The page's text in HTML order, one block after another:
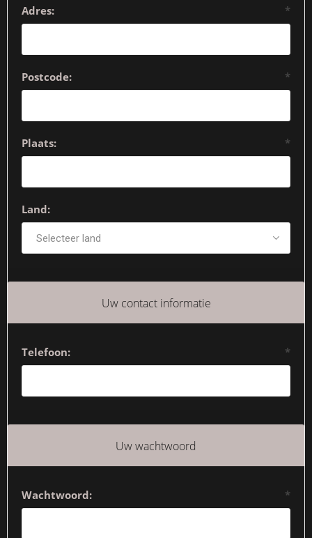
Adres: *
Postcode: *
Plaats: *
Land:
Uw contact informatie
Telefoon: *
Uw wachtwoord
Wachtwoord: *